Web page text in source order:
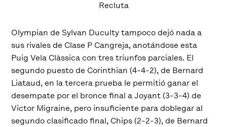
Recluta
Olympian de Sylvan Duculty tampoco dejó nada a
sus rivales de Clase P Cangreja, anotándose esta
Puig Vela Clàssica con tres triunfos parciales. El
segundo puesto de Corinthian (4-4-2), de Bernard
Liataud, en la tercera prueba le permitió ganar el
desempate por el bronce final a Joyant (3-3-4) de
Victor Migraine, pero insuficiente para doblegar al
segundo clasificado final, Chips (2-2-3), de Bernard